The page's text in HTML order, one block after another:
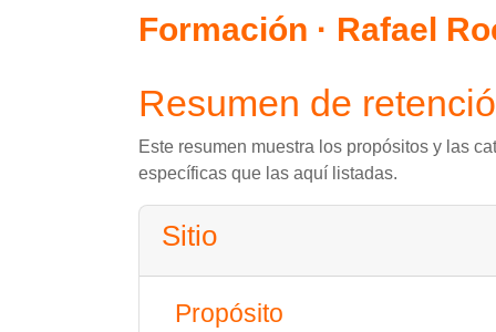
Formación · Rafael
Resumen de
Este resumen muestra los propósitos y las
específicas que las aquí listadas.
Sitio
Propósito